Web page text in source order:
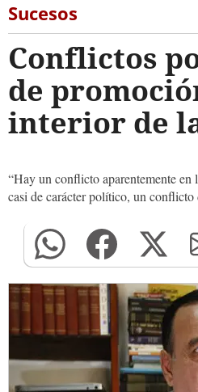
Sucesos
Conflictos
de
interior de
“Hay un conflicto aparentemente
casi de carácter político, un conflicto